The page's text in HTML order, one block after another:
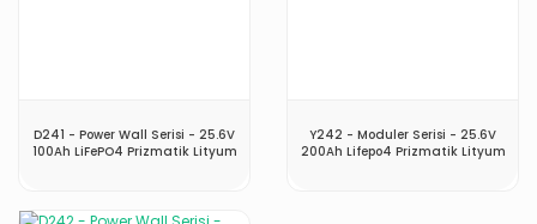
D241 - Power Wall Serisi - 25.6V
100Ah LiFePO4 Prizmatik Lityum
Y242 - Moduler Serisi - 25.6V
200Ah Lifepo4 Prizmatik Lityum